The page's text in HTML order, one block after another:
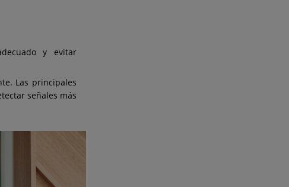
y evitar
Las principales
señales más